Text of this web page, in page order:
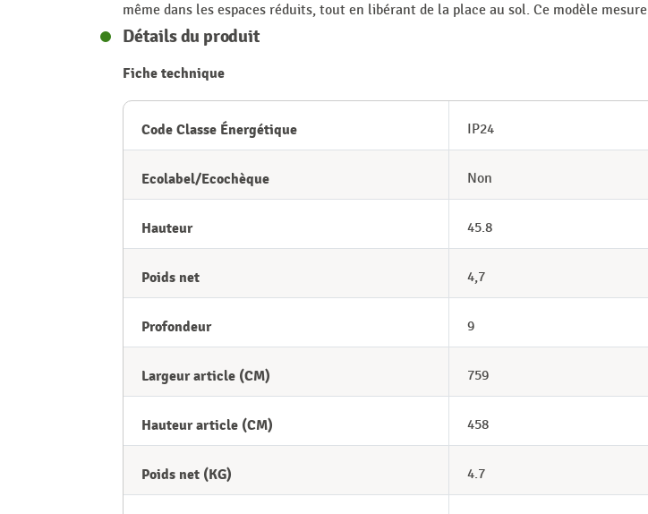
même dans les espaces réduits, tout en libérant de la place au sol. Ce modèle mesure
Détails du produit
Fiche technique
Code Classe Énergétique IP24
Ecolabel/Ecochèque Non
Hauteur 45.8
Poids net 4,7
Profondeur 9
Largeur article (CM) 759
Hauteur article (CM) 458
Poids net (KG) 4.7